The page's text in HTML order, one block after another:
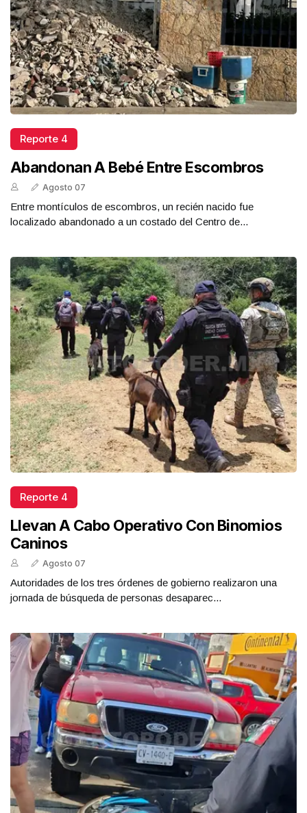
Reporte 4
Abandonan A Bebé Entre Escombros
Agosto 07
Entre montículos de escombros, un recién nacido fue
localizado abandonado a un costado del Centro de...
Reporte 4
Llevan A Cabo Operativo Con Binomios
Caninos
Agosto 07
Autoridades de los tres órdenes de gobierno realizaron una
jornada de búsqueda de personas desaparec...